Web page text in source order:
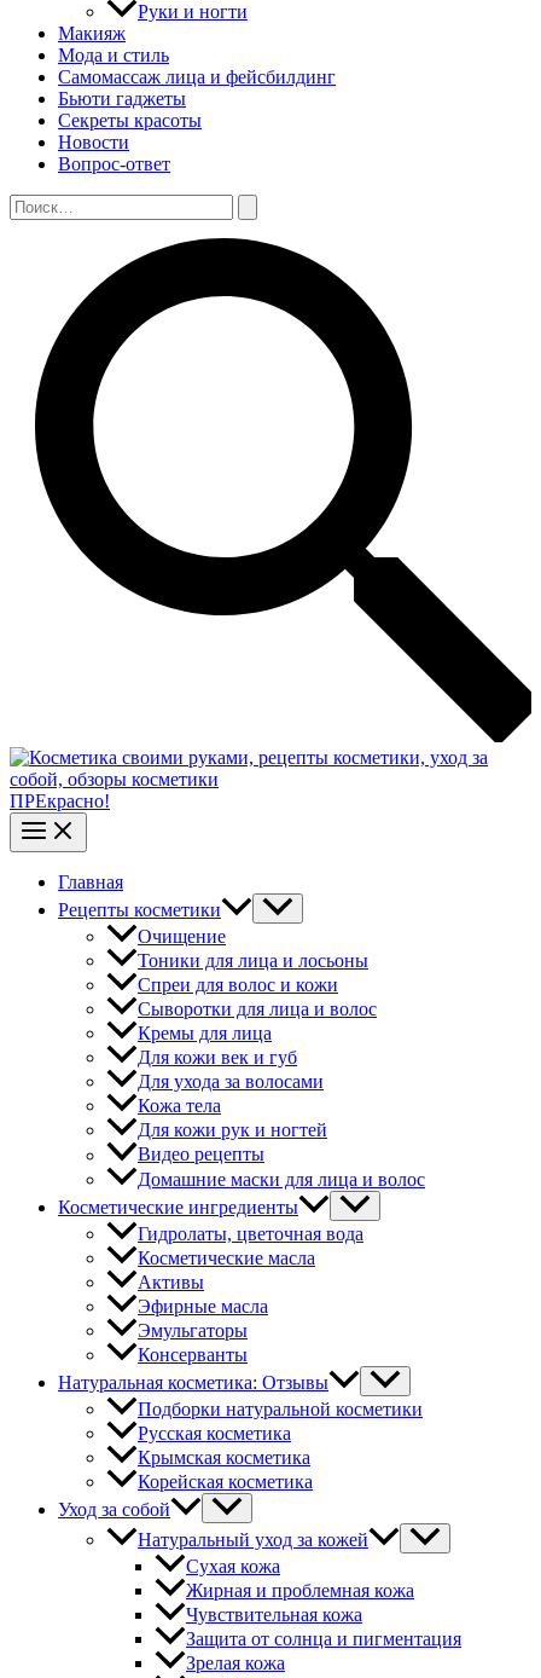
Руки и ногти
Макияж
Мода и стиль
Самомассаж лица и фейсбилдинг
Бьюти гаджеты
Секреты красоты
Новости
Вопрос-ответ
Поиск:
ПРЕкрасно!
Главная
Рецепты косметики
Очищение
Тоники для лица и лосьоны
Спреи для волос и кожи
Сыворотки для лица и волос
Кремы для лица
Для кожи век и губ
Для ухода за волосами
Кожа тела
Для кожи рук и ногтей
Видео рецепты
Домашние маски для лица и волос
Косметические ингредиенты
Гидролаты, цветочная вода
Косметические масла
Активы
Эфирные масла
Эмульгаторы
Консерванты
Натуральная косметика: Отзывы
Подборки натуральной косметики
Русская косметика
Крымская косметика
Корейская косметика
Уход за собой
Натуральный уход за кожей
Сухая кожа
Жирная и проблемная кожа
Чувствительная кожа
Защита от солнца и пигментация
Зрелая кожа